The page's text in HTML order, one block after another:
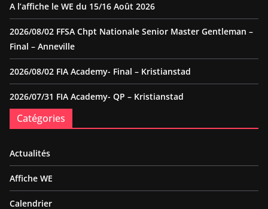
A l’affiche le WE du 15/16 Août 2026
2026/08/02 FFSA Chpt Nationale Senior Master Gentleman –
Final – Anneville
2026/08/02 FIA Academy- Final – Kristianstad
2026/07/31 FIA Academy- QP – Kristianstad
Catégories
Actualités
Affiche WE
Calendrier